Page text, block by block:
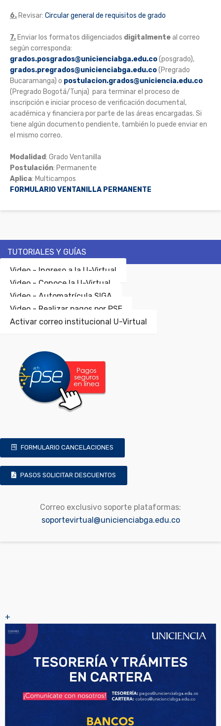
6. Revisar: Circular general de requisitos de grado
7. Enviar los formatos diligenciados digitalmenteal correo
según corresponda:
grados.posgrados@unicienciabga.edu.co(posgrado),
grados.pregrados@unicienciabga.edu.co(Pregrado
Bucaramanga) o postulacion.grados@uniciencia.edu.co
(Pregrado Bogotá/Tunja) para terminar el proceso de
inscripción e iniciar proceso de verificación documental,
académica y financiera por parte de las áreas encargadas. Si
tiene algún documento pendiente, también lo puede enviar en
el mismo correo.
Modalidad: Grado Ventanilla
Postulación: Permanente
Aplica: Multicampos
FORMULARIO VENTANILLA PERMANENTE
TUTORIALES Y GUÍAS
Video - Ingreso a la U-Virtual
Video - Conoce la U-Virtual
Video - Automatrícula SIGA
Video - Realizar pagos por PSE
Activar correo institucional U-Virtual
FORMULARIO CANCELACIONES
PASOS SOLICITAR DESCUENTOS
Correo exclusivo soporte plataformas:
soportevirtual@unicienciabga.edu.co
+